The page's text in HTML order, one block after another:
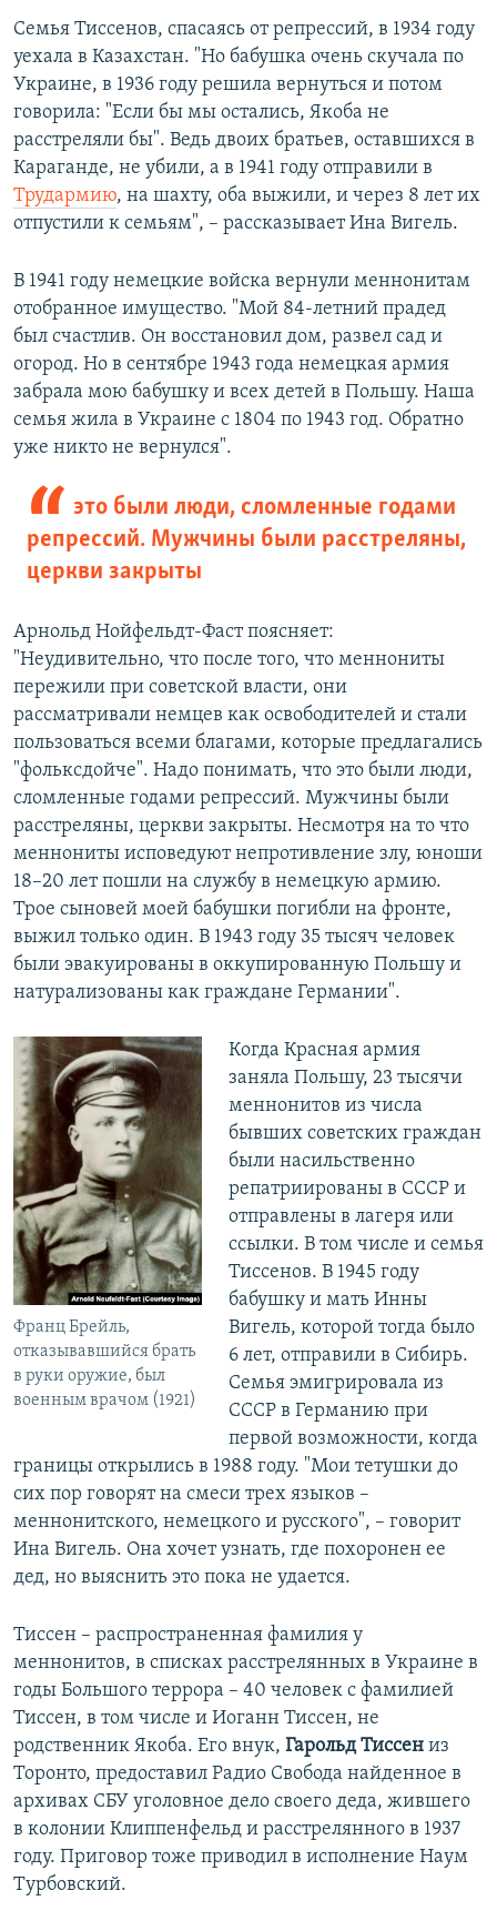
Семья Тиссенов, спасаясь от репрессий, в 1934 году
уехала в Казахстан. "Но бабушка очень скучала по
Украине, в 1936 году решила вернуться и потом
говорила: "Если бы мы остались, Якоба не
расстреляли бы". Ведь двоих братьев, оставшихся в
Караганде, не убили, а в 1941 году отправили в
Трудармию, на шахту, оба выжили, и через 8 лет их
отпустили к семьям", – рассказывает Ина Вигель.
В 1941 году немецкие войска вернули меннонитам
отобранное имущество. "Мой 84-летний прадед
был счастлив. Он восстановил дом, развел сад и
огород. Но в сентябре 1943 года немецкая армия
забрала мою бабушку и всех детей в Польшу. Наша
семья жила в Украине с 1804 по 1943 год. Обратно
уже никто не вернулся".
это были люди, сломленные годами
репрессий. Мужчины были расстреляны,
церкви закрыты
Арнольд Нойфельдт-Фаст поясняет:
"Неудивительно, что после того, что меннониты
пережили при советской власти, они
рассматривали немцев как освободителей и стали
пользоваться всеми благами, которые предлагались
"фольксдойче". Надо понимать, что это были люди,
сломленные годами репрессий. Мужчины были
расстреляны, церкви закрыты. Несмотря на то что
меннониты исповедуют непротивление злу, юноши
18–20 лет пошли на службу в немецкую армию.
Трое сыновей моей бабушки погибли на фронте,
выжил только один. В 1943 году 35 тысяч человек
были эвакуированы в оккупированную Польшу и
натурализованы как граждане Германии".
Франц Брейль,
отказывавшийся брать
в руки оружие, был
военным врачом (1921)
Когда Красная армия
заняла Польшу, 23 тысячи
меннонитов из числа
бывших советских граждан
были насильственно
репатриированы в СССР и
отправлены в лагеря или
ссылки. В том числе и семья
Тиссенов. В 1945 году
бабушку и мать Инны
Вигель, которой тогда было
6 лет, отправили в Сибирь.
Семья эмигрировала из
СССР в Германию при
первой возможности, когда
границы открылись в 1988 году. "Мои тетушки до
сих пор говорят на смеси трех языков –
меннонитского, немецкого и русского", – говорит
Ина Вигель. Она хочет узнать, где похоронен ее
дед, но выяснить это пока не удается.
Тиссен – распространенная фамилия у
меннонитов, в списках расстрелянных в Украине в
годы Большого террора – 40 человек с фамилией
Тиссен, в том числе и Иоганн Тиссен, не
родственник Якоба. Его внук, Гарольд Тиссен из
Торонто, предоставил Радио Свобода найденное в
архивах СБУ уголовное дело своего деда, жившего
в колонии Клиппенфельд и расстрелянного в 1937
году. Приговор тоже приводил в исполнение Наум
Турбовский.